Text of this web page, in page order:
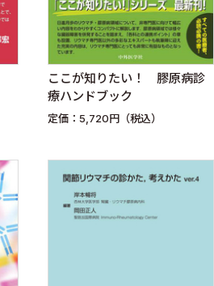
ここが知りたい！ 膠原病診
療ハンドブック
定価：5,720円（税込）